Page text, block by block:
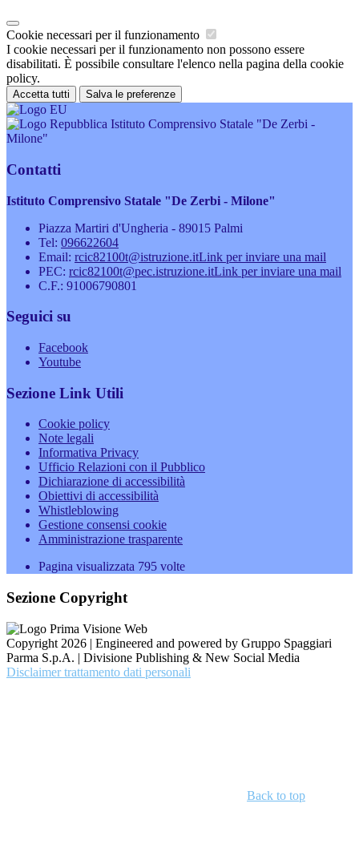
Cookie necessari per il funzionamento
I cookie necessari per il funzionamento non possono essere
disabilitati. È possibile consultare l'elenco nella pagina della cookie
policy.
Accetta tutti Salva le preferenze
Istituto Comprensivo Statale "De Zerbi -
Milone"
Contatti
Istituto Comprensivo Statale "De Zerbi - Milone"
Piazza Martiri d'Ungheria - 89015 Palmi
Tel: 096622604
Email: rcic82100t@istruzione.itLink per inviare una mail
PEC: rcic82100t@pec.istruzione.itLink per inviare una mail
C.F.: 91006790801
Seguici su
Facebook
Youtube
Sezione Link Utili
Cookie policy
Note legali
Informativa Privacy
Ufficio Relazioni con il Pubblico
Dichiarazione di accessibilità
Obiettivi di accessibilità
Whistleblowing
Gestione consensi cookie
Amministrazione trasparente
Pagina visualizzata 795 volte
Sezione Copyright
Copyright 2026 | Engineered and powered by Gruppo Spaggiari
Parma S.p.A. | Divisione Publishing & New Social Media
Disclaimer trattamento dati personali
Back to top